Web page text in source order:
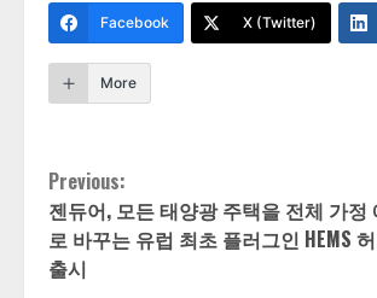
Facebook X (Twitter)
More
Continue
Reading
Previous:
젠듀어, 모든 태양광 주택을 전체 가정
로 바꾸는 유럽 최초 플러그인 HEMS
출시